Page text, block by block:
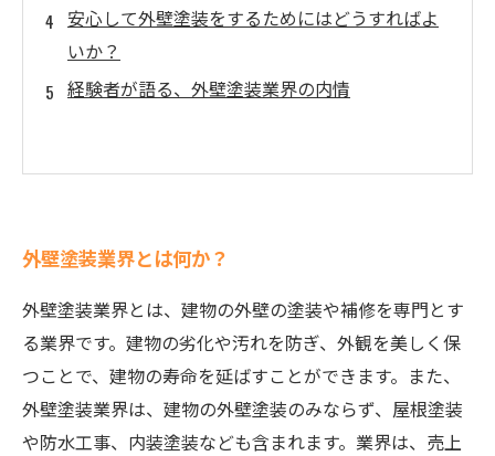
安心して外壁塗装をするためにはどうすればよ
いか？
経験者が語る、外壁塗装業界の内情
外壁塗装業界とは何か？
外壁塗装業界とは、建物の外壁の塗装や補修を専門とす
る業界です。建物の劣化や汚れを防ぎ、外観を美しく保
つことで、建物の寿命を延ばすことができます。また、
外壁塗装業界は、建物の外壁塗装のみならず、屋根塗装
や防水工事、内装塗装なども含まれます。業界は、売上